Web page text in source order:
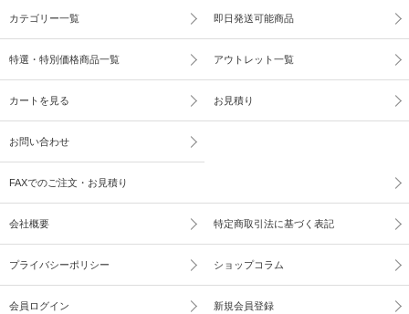
カテゴリー一覧 即日発送可能商品
特選・特別価格商品一覧 アウトレット一覧
カートを見る お見積り
お問い合わせ
FAXでのご注文・お見積り
会社概要 特定商取引法に基づく表記
プライバシーポリシー ショップコラム
会員ログイン 新規会員登録